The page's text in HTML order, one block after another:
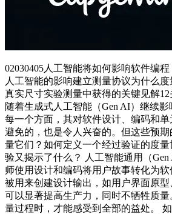
02030405人工智能将如何影响软件编
人工智能的影响建立测量协议为什么
真实尺寸实验测量中获得的关键见解
随着生成式人工智能（Gen AI）继续
每一个方面，其对软件设计、编码和
避免的，也是令人兴奋的。但这些预
量它们？如何定义一个经过验证的度
验又揭示了什么？ 人工智能通用（
师使用设计和编码将用户故事转化为
被用来创建设计输出，如用户界面原
可以显著提高生产力，同时不牺牲质
量过程时，才能感受到全部的益处。